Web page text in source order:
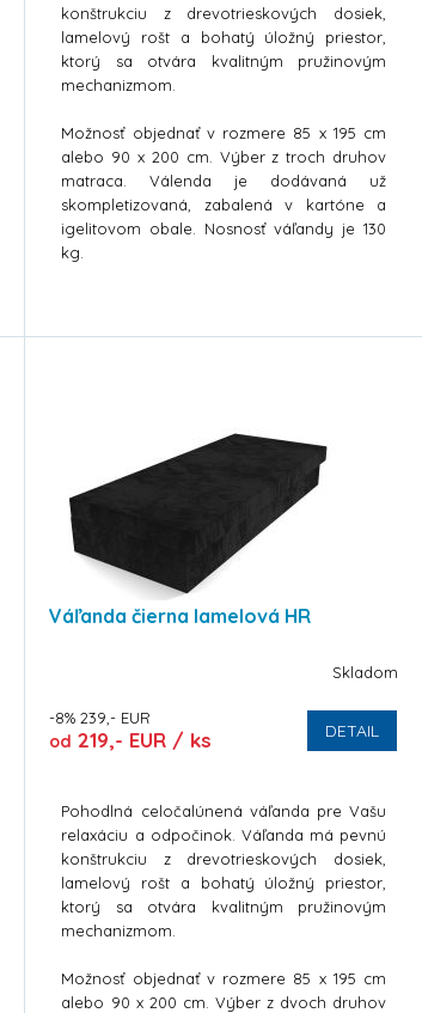
konštrukciu z drevotrieskových dosiek,
lamelový rošt a bohatý úložný priestor,
ktorý sa otvára kvalitným pružinovým
mechanizmom.
Možnosť objednať v rozmere 85 x 195 cm
alebo 90 x 200 cm. Výber z troch druhov
matraca. Válenda je dodávaná už
skompletizovaná, zabalená v kartóne a
igelitovom obale. Nosnosť váľandy je 130
kg.
Váľanda čierna lamelová HR
Skladom
-8% 239,- EUR
od 219,- EUR / ks DETAIL
Pohodlná celočalúnená váľanda pre Vašu
relaxáciu a odpočinok. Váľanda má pevnú
konštrukciu z drevotrieskových dosiek,
lamelový rošt a bohatý úložný priestor,
ktorý sa otvára kvalitným pružinovým
mechanizmom.
Možnosť objednať v rozmere 85 x 195 cm
alebo 90 x 200 cm. Výber z dvoch druhov